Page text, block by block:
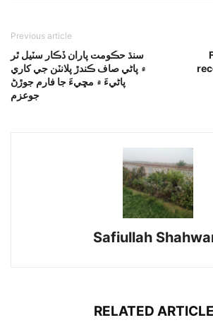
Previous article
سنڌ حڪومت پاران ڏڪار سٽيل ٿر
۾ پاڻي صاف ڪندڙ پلانٽن جي کاري
پاڻيءَ ۾ مڇيءَ جا فارم جوڙڻ
جوعزم
Safiullah
RELATED